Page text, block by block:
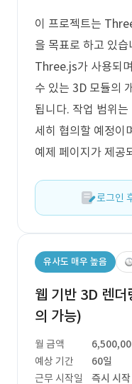
이 프로젝트는
을 목표로 하고 있
Three.js가 사용되
수 있는 3D 모듈의
됩니다. 작업 범위
세히 협의할 예정이
예제 페이지가 제공
로그인
유사도 매우 높음
웹 기반 3D 렌더
의 가능)
월 금액
예상 기간
60일
근무 시작일
즉시 시작